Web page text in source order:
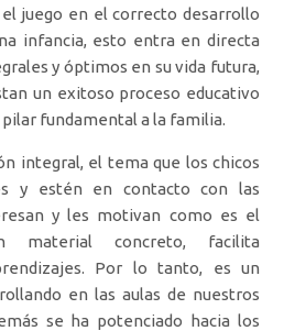
juego en el correcto desarrollo
infancia, esto entra en directa
y óptimos en su vida futura,
un exitoso proceso educativo
fundamental a la familia.
integral, el tema que los chicos
y estén en contacto con las
y les motivan como es el
material concreto, facilita
Por lo tanto, es un
en las aulas de nuestros
se ha potenciado hacia los